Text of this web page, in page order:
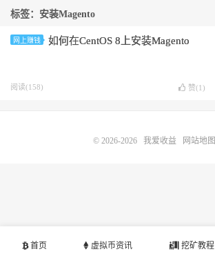
标签：安装Magento
网上赚钱 如何在CentOS 8上安装Magento
阅读(158) 赞(1 )
首页 虚拟币资讯 挖矿教程
© 2026-2026 我爱收益 网站地图